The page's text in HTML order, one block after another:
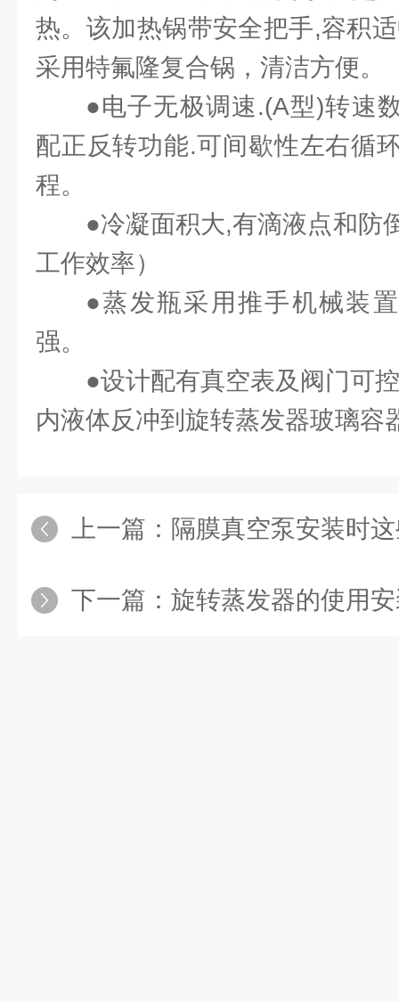
热。该加热锅带安全把手,容积
采用特氟隆复合锅，清洁方便。
●电子无极调速.(A型)转速
配正反转功能.可间歇性左右循
程。
●冷凝面积大,有滴液点和防
工作效率）
●蒸发瓶采用推手机械装
强。
●设计配有真空表及阀门可
内液体反冲到旋转蒸发器玻璃容
上一篇： 隔膜真空泵安装时
下一篇： 旋转蒸发器的使用